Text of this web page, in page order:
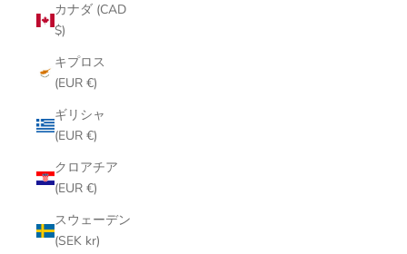
カナダ (CAD
$)
キプロス
(EUR €)
ギリシャ
(EUR €)
クロアチア
(EUR €)
スウェーデン
(SEK kr)